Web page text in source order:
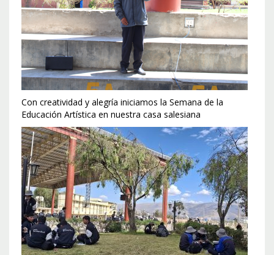
Con creatividad y alegría iniciamos la Semana de la
Educación Artística en nuestra casa salesiana